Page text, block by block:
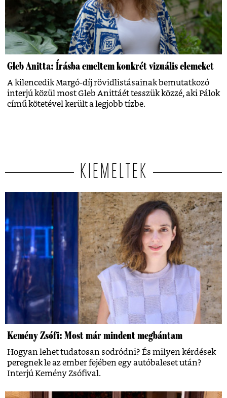
Gleb Anitta: Írásba emeltem konkrét vizuális elemeket
A kilencedik Margó-díj rövidlistásainak bemutatkozó
interjú közül most Gleb Anittáét tesszük közzé, aki Pálok
című kötetével került a legjobb tízbe.
KIEMELTEK
Kemény Zsófi: Most már mindent megbántam
Hogyan lehet tudatosan sodródni? És milyen kérdések
peregnek le az ember fejében egy autóbaleset után?
Interjú Kemény Zsófival.